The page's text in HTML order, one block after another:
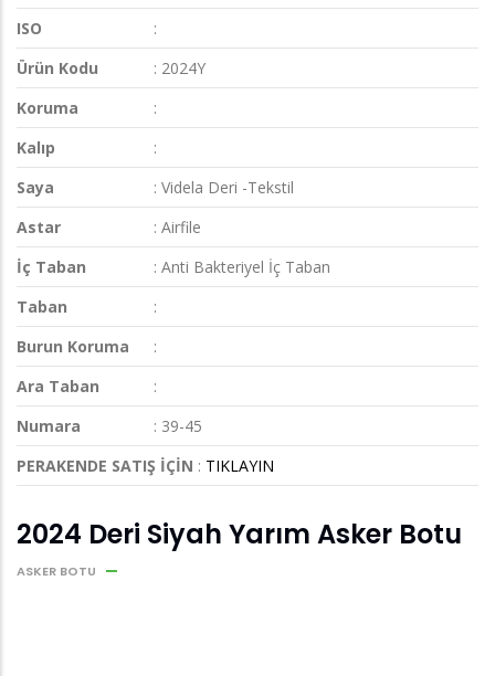
ISO
:
Ürün Kodu
: 2024Y
Koruma
:
Kalıp
:
Saya
: Videla Deri -Tekstil
Astar
: Airfile
İç Taban
: Anti Bakteriyel İç Taban
Taban
:
Burun Koruma
:
Ara Taban
:
Numara
: 39-45
PERAKENDE SATIŞ İÇİN : TIKLAYIN
2024 Deri Siyah Yarım Asker Botu
ASKER BOTU